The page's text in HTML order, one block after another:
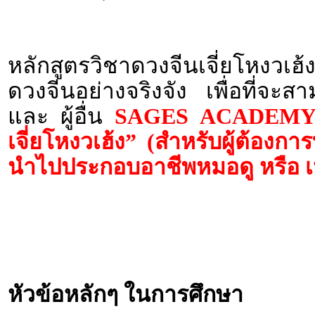
หลักสูตรวิชาดวงจีนเจี่ยโหงวเ
ดวงจีนอย่างจริงจัง เพื่อที่จะส
และ ผู้อื่น SAGES
เจี่ยโหงวเฮ้ง” (สำหรับผู้ต้องก
นำไปประกอบอาชีพหมอดู หรือ
หัวข้อหลักๆ ในการศึกษา